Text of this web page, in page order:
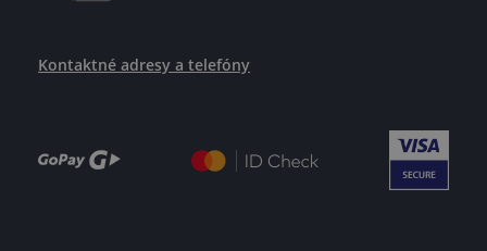
Kontaktné adresy a telefóny